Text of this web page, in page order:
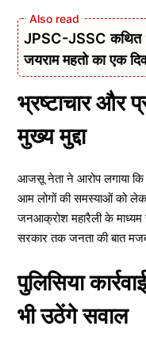
JPSC-JSSC कथित
जयराम महतो का एक
भ्रष्टाचार और
मुख्य मुद्दा
आजसू नेता ने आरोप लगाया कि
आम लोगों की समस्याओं को
जनआक्रोश महारैली के माध्यम
सरकार तक जनता की बात
पुलिसिया
भी उठेंगे सवाल